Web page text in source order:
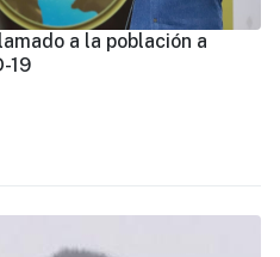
a la población a
19